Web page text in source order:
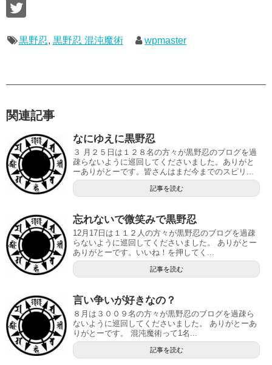
黒野忍, 黒野忍 混沌魔術 wpmaster
関連記事
なにゆえに黒野忍
３ 月２５日は１２８名の方々が黒野忍のブログを過
疎らないように巡回してくださいました。ありがと
ーありがとーです。皆さんはまだ今までのスピリ...
記事を読む
忘れないで微笑みで黒野忍
12月17日は１１２人の方々が黒野忍のブログを過疎
らないように巡回してくださいました。 ありがとー
ありがとーです。いいね！を押してく...
記事を読む
言い争いが好きなの？
８月は３００９名の方々が黒野忍のブログを過疎ら
ないように巡回してくださいました。 ありがとーあ
りがとーです。 混沌魔術って1名...
記事を読む